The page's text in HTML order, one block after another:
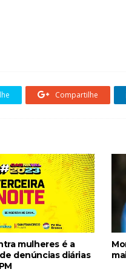
Compartilhe
mulheres é a
denúncias diárias